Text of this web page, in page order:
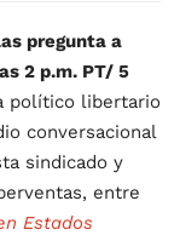
pregunta a
2 p.m. PT/ 5
político libertario
conversacional
sindicado y
entre
Estados